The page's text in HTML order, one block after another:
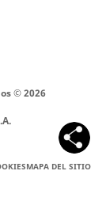
©2026
MAPA DEL SITIO